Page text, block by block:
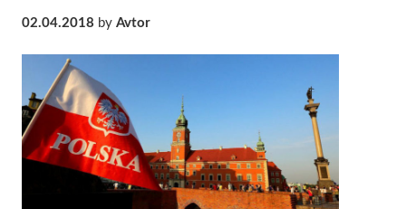
02.04.2018 by Avtor